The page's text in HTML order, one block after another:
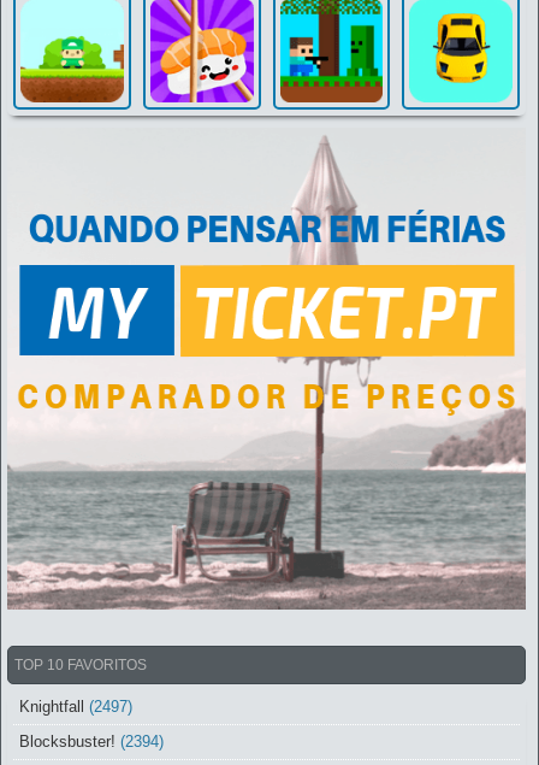
TOP 10 FAVORITOS
Knightfall (2497)
Blocksbuster! (2394)